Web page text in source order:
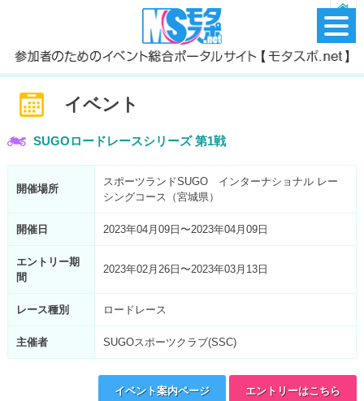
イベント
SUGOロードレースシリーズ 第1戦
開催場所
スポーツランドSUGO インターナショナル レー
シングコース（宮城県）
開催日 2023年04月09日〜2023年04月09日
エントリー期
間
2023年02月26日〜2023年03月13日
レース種別 ロードレース
主催者 SUGOスポーツクラブ(SSC)
イベント案内ページ エントリーはこちら